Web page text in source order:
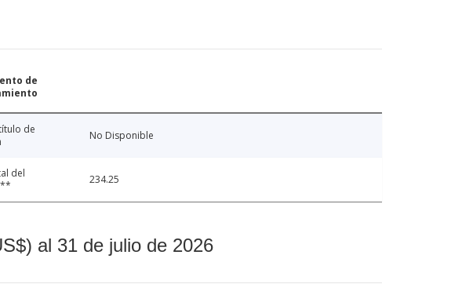
de
de
No Disponible
del
234.25
al 31 de julio de 2026